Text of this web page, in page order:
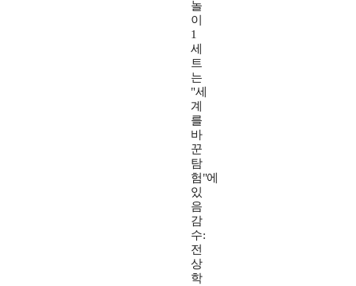
놀
이
1
세
트
는
"세
계
를
바
꾼
탐
험"에
있
음
감
수:
전
상
학